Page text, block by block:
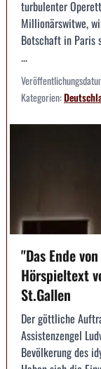
turbulenter
Millionärswitwe,
Botschaft in Paris
...
Kategorien:
"Das Ende
Hörspieltext
St.Gallen
Der göttliche
Assistenzengel
Bevölkerung des